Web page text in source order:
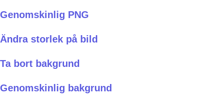
Genomskinlig PNG
Ändra storlek på bild
Ta bort bakgrund
Genomskinlig bakgrund